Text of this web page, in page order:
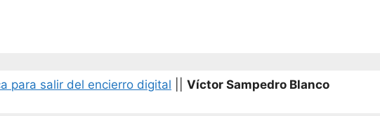
para salir del encierro digital Víctor Sampedro Blanco